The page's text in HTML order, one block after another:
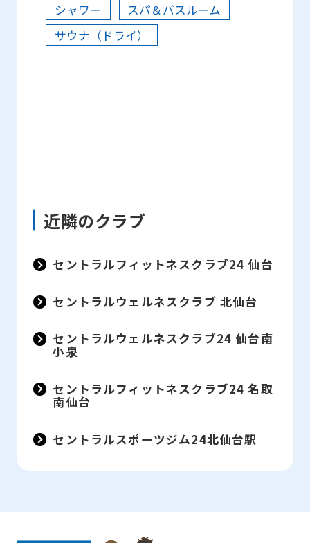
シャワー
スパ＆バスルーム
サウナ（ドライ）
近隣のクラブ
セントラルフィットネスクラブ24 仙台
セントラルウェルネスクラブ 北仙台
セントラルウェルネスクラブ24 仙台南
小泉
セントラルフィットネスクラブ24 名取
南仙台
セントラルスポーツジム24北仙台駅